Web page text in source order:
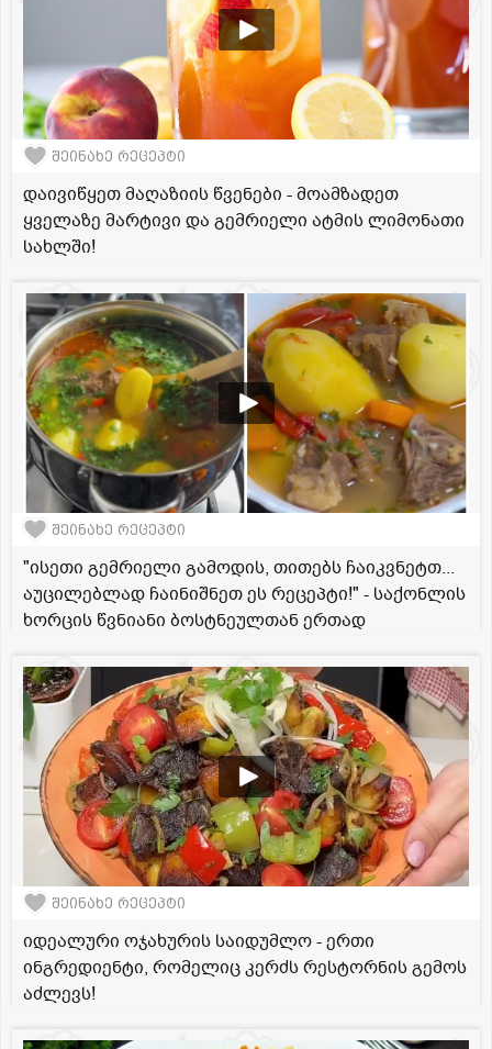
შეინახე რეცეპტი
დაივიწყეთ მაღაზიის წვენები - მოამზადეთ
ყველაზე მარტივი და გემრიელი ატმის ლიმონათი
სახლში!
შეინახე რეცეპტი
"ისეთი გემრიელი გამოდის, თითებს ჩაიკვნეტთ...
აუცილებლად ჩაინიშნეთ ეს რეცეპტი!" - საქონლის
ხორცის წვნიანი ბოსტნეულთან ერთად
შეინახე რეცეპტი
იდეალური ოჯახურის საიდუმლო - ერთი
ინგრედიენტი, რომელიც კერძს რესტორნის გემოს
აძლევს!